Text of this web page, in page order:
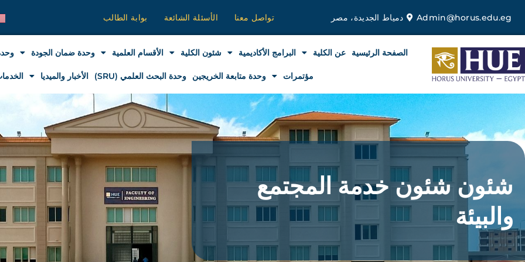
المحتوى
Admin@horus.edu.eg دمياط الجديدة، مصر تواصل معنا الأسئلة الشائعة بوابة الطالب
الصفحة الرئيسية عن الكلية البرامج الأكاديمية شئون الكلية الأقسام العلمية وحدة ضمان الجودة
مؤتمرات وحدة متابعة الخريجين وحدة البحث العلمي (SRU) الأخبار والميديا
شئون شئون خدمة المجتمع
والبيئة